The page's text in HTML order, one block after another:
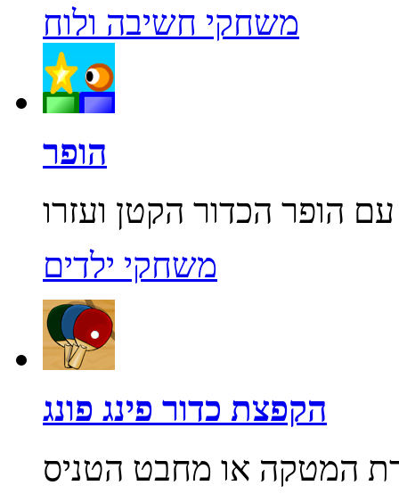
משחקי חשיבה ולוח
הופר
משחקי ילדים
הקפצת כדור פינג פונג